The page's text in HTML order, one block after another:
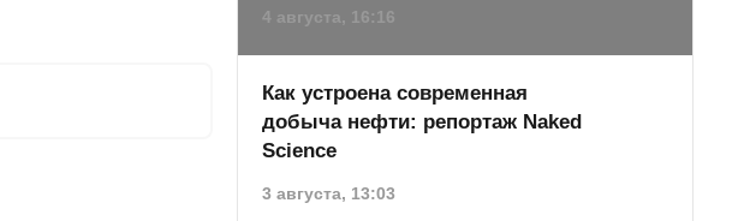
4 августа, 16:16
Как устроена современная
добыча нефти: репортаж Naked
Science
3 августа, 13:03